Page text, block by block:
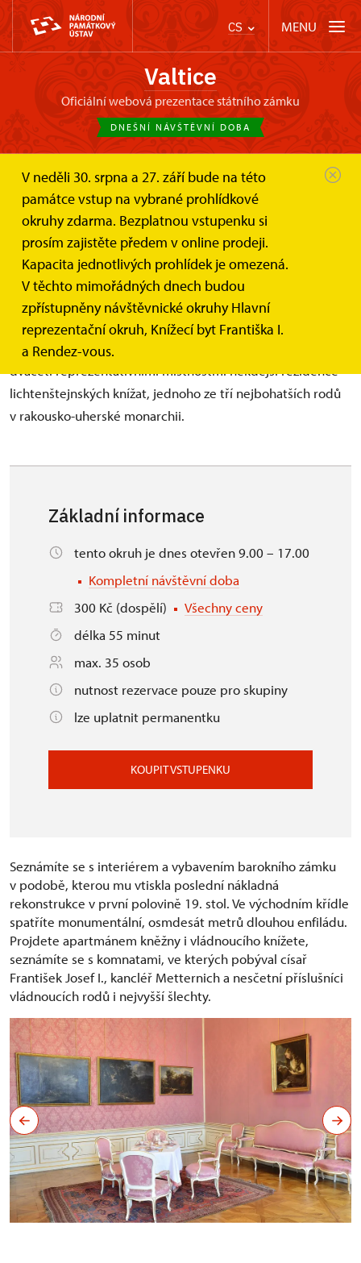
CS MENU
Valtice
oficiální webová prezentace státního zámku
DNEŠNÍ NÁVŠTĚVNÍ DOBA
V neděli 30. srpna a 27. září bude na této
památce vstup na vybrané prohlídkové
okruhy zdarma. Bezplatnou vstupenku si
prosím zajistěte předem v online prodeji.
Kapacita jednotlivých prohlídek je omezená.
V těchto mimořádných dnech budou
zpřístupněny návštěvnické okruhy Hlavní
reprezentační okruh, Knížecí byt Františka I.
a Rendez-vous.
Zámek Valtice
Informace pro návštěvníky
Prohlídkové okruhy
Hlavní reprezentační okruh...
Hlavní reprezentační okruh
(základní okruh)
Průvodce Vás za padesát pět minut provede více než
dvaceti reprezentativními místnostmi někdejší rezidence
lichtenštejnských knížat, jednoho ze tří nejbohatších rodů
v rakousko-uherské monarchii.
Základní informace
tento okruh je dnes otevřen 9.00 – 17.00
Kompletní návštěvní doba
300 Kč (dospělí)
Všechny ceny
délka 55 minut
max. 35 osob
nutnost rezervace pouze pro skupiny
lze uplatnit permanentku
KOUPIT VSTUPENKU
Seznámíte se s interiérem a vybavením barokního zámku
v podobě, kterou mu vtiskla poslední nákladná
rekonstrukce v první polovině 19. stol. Ve východním křídle
spatříte monumentální, osmdesát metrů dlouhou enfiládu.
Projdete apartmánem kněžny i vládnoucího knížete,
seznámíte se s komnatami, ve kterých pobýval císař
František Josef I., kancléř Metternich a nesčetní příslušníci
vládnoucích rodů i nejvyšší šlechty.